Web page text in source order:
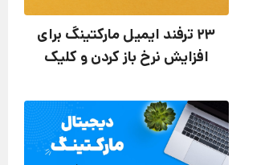
23 ترفند ایمیل مارکتینگ برای
افزایش نرخ باز کردن و کلیک